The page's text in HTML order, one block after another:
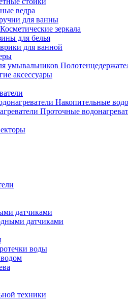
ведра
для ванны
Косметические зеркала
для белья
для ванной
аксессуары
Накопительные
Проточные
датчиками
датчиками
воды
техники